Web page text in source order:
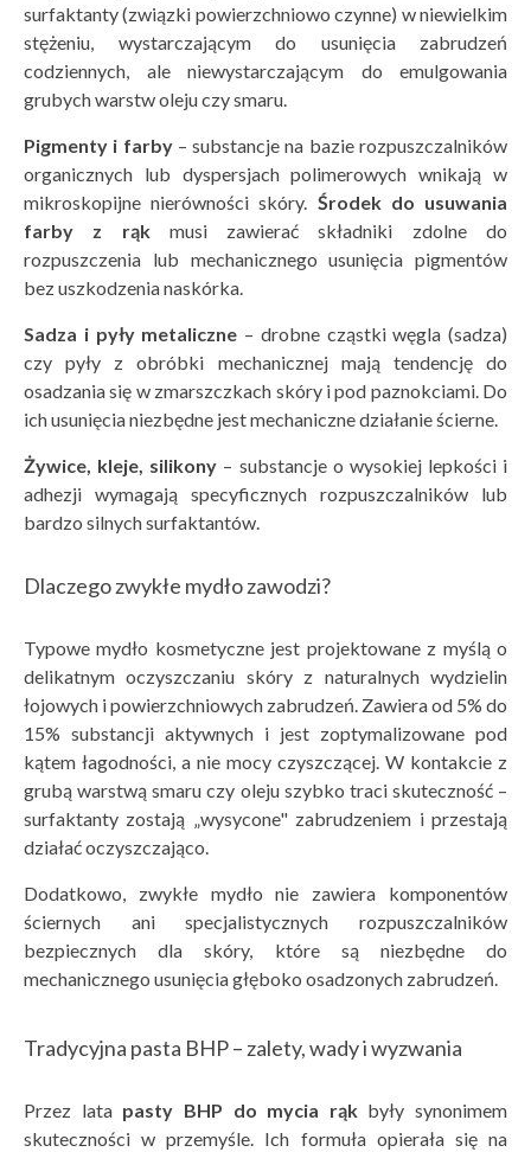
surfaktanty (związki powierzchniowo czynne) w niewielkim
stężeniu, wystarczającym do usunięcia zabrudzeń
codziennych, ale niewystarczającym do emulgowania
grubych warstw oleju czy smaru.
Pigmenty i farby– substancje na bazie rozpuszczalników
organicznych lub dyspersjach polimerowych wnikają w
mikroskopijne nierówności skóry. Środek do usuwania
farby z rąkmusi zawierać składniki zdolne do
rozpuszczenia lub mechanicznego usunięcia pigmentów
bez uszkodzenia naskórka.
Sadza i pyły metaliczne – drobne cząstki węgla (sadza)
czy pyły z obróbki mechanicznej mają tendencję do
osadzania się w zmarszczkach skóry i pod paznokciami. Do
ich usunięcia niezbędne jest mechaniczne działanie ścierne.
Żywice, kleje, silikony – substancje o wysokiej lepkości i
adhezji wymagają specyficznych rozpuszczalników lub
bardzo silnych surfaktantów.
Dlaczego zwykłe mydło zawodzi?
Typowe mydło kosmetyczne jest projektowane z myślą o
delikatnym oczyszczaniu skóry z naturalnych wydzielin
łojowych i powierzchniowych zabrudzeń. Zawiera od 5% do
15% substancji aktywnych i jest zoptymalizowane pod
kątem łagodności, a nie mocy czyszczącej. W kontakcie z
grubą warstwą smaru czy oleju szybko traci skuteczność –
surfaktanty zostają „wysycone" zabrudzeniem i przestają
działać oczyszczająco.
Dodatkowo, zwykłe mydło nie zawiera komponentów
ściernych ani specjalistycznych rozpuszczalników
bezpiecznych dla skóry, które są niezbędne do
mechanicznego usunięcia głęboko osadzonych zabrudzeń.
Tradycyjna pasta BHP – zalety, wady i wyzwania
Przez lata pasty BHP do mycia rąkbyły synonimem
skuteczności w przemyśle. Ich formuła opierała się na